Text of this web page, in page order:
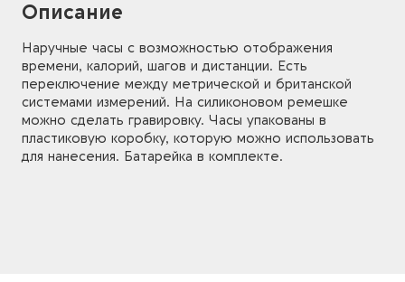
Описание
Наручные часы с возможностью отображения
времени, калорий, шагов и дистанции. Есть
переключение между метрической и британской
системами измерений. На силиконовом ремешке
можно сделать гравировку. Часы упакованы в
пластиковую коробку, которую можно использовать
для нанесения. Батарейка в комплекте.